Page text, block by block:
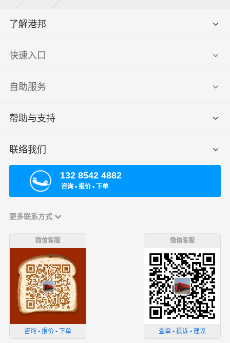
了解港邦
快速入口
自助服务
帮助与支持
联络我们
132 8542 4882
咨询 ▪ 报价 ▪ 下单
更多联系方式
微信客服
咨询 ▪ 报价 ▪ 下单
微信客服
查单 ▪ 投诉 ▪ 建议